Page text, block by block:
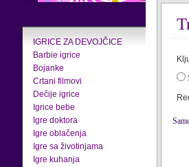
IGRICE ZA DEVOJČICE
Barbie igrice
Bojanke
Crtani filmovi
Dečije igrice
Igrice bebe
Igre doktora
Igre oblačenja
Igre sa životinjama
Igre kuhanja